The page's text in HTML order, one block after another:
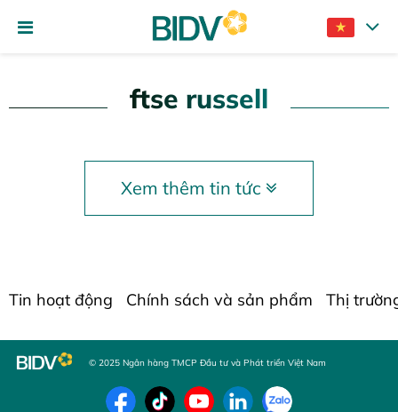
ftse russell
Xem thêm tin tức
Tin hoạt động Chính sách và sản phẩm Thị
© 2025 Ngân hàng TMCP Đầu tư và Phát triển Việt Nam